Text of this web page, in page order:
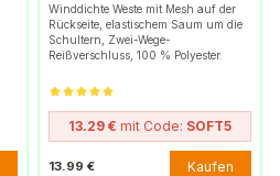
Winddichte Weste mit Mesh auf der
Rückseite, elastischem Saum um die
Schultern, Zwei-Wege-
Reißverschluss, 100 % Polyester.
13.29 € mit Code: SOFT5
13.99 € Kaufen